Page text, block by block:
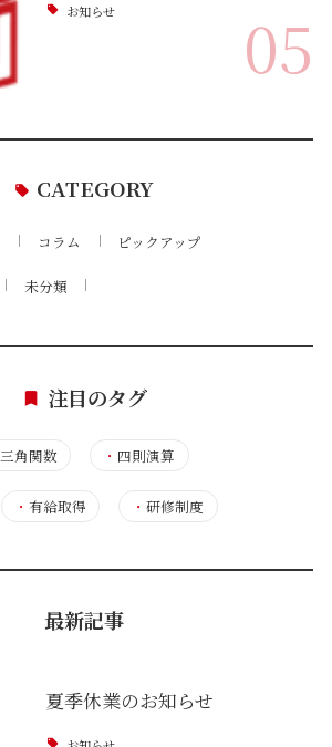
お知らせ 05
CATEGORY
コラム ピックアップ
未分類
注目のタグ
三角関数 ・ 四則演算
・有給取得 ・研修制度
最新記事
夏季休業のお知らせ